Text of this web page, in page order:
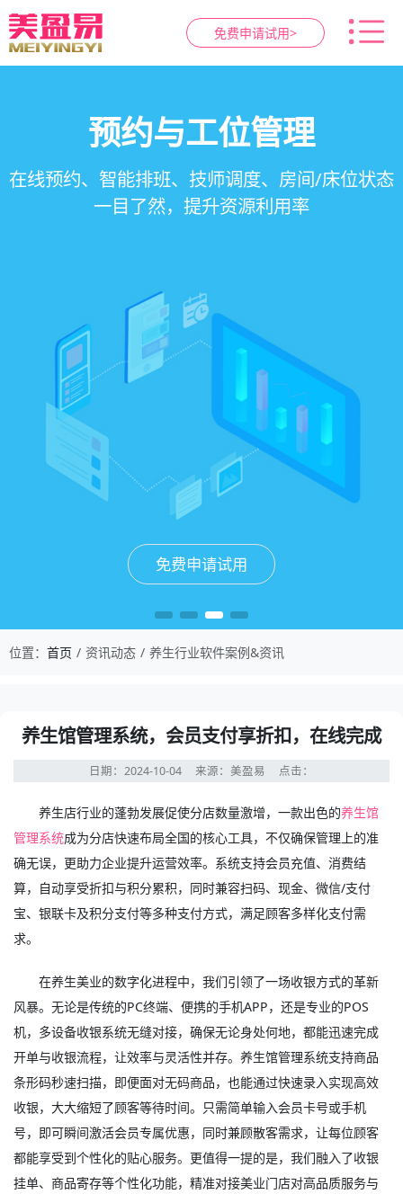
免费申请试用>
智慧养生馆管理系统
一站式解决养生馆预约、服务、会员、财务、营
销全流程数字化管理
免费申请试用
会员营销&锁客
会员积分、套餐定制、精准营销、客户关怀，提
升复购率与客单价
免费申请试用
预约与工位管理
在线预约、智能排班、技师调度、房间/床位状态
一目了然，提升资源利用率
免费申请试用
健康档案与效果追踪
客户体质记录、服务方案执行、效果对比，数据
化展示服务价值
免费申请试用
位置： 首页 资讯动态 养生行业软件案例&资讯
养生馆管理系统，会员支付享折扣，在线完成
日期：2024-10-04 来源：美盈易 点击：
养生店行业的蓬勃发展促使分店数量激增，一款出色的养生馆
管理系统成为分店快速布局全国的核心工具，不仅确保管理上的准
确无误，更助力企业提升运营效率。系统支持会员充值、消费结
算，自动享受折扣与积分累积，同时兼容扫码、现金、微信/支付
宝、银联卡及积分支付等多种支付方式，满足顾客多样化支付需
求。
在养生美业的数字化进程中，我们引领了一场收银方式的革新
风暴。无论是传统的PC终端、便携的手机APP，还是专业的POS
机，多设备收银系统无缝对接，确保无论身处何地，都能迅速完成
开单与收银流程，让效率与灵活性并存。养生馆管理系统支持商品
条形码秒速扫描，即便面对无码商品，也能通过快速录入实现高效
收银，大大缩短了顾客等待时间。只需简单输入会员卡号或手机
号，即可瞬间激活会员专属优惠，同时兼顾散客需求，让每位顾客
都能享受到个性化的贴心服务。更值得一提的是，我们融入了收银
挂单、商品寄存等个性化功能，精准对接美业门店对高品质服务与